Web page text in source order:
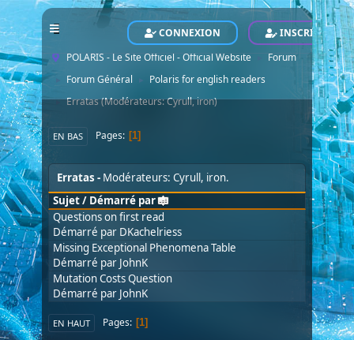
CONNEXION
INSCRIVEZ-
POLARIS - Le Site Officiel - Official Website
Forum
Forum Général Polaris for english readers
► Erratas(Modérateurs:Cyrull,iron)
EN BAS Pages 1
Erratas Modérateurs: Cyrull, iron.
Sujet/ Démarré par
Questions on first read
Démarré par DKachelriess
Missing Exceptional Phenomena Table
Démarré par JohnK
Mutation Costs Question
Démarré par JohnK
EN HAUT Pages 1